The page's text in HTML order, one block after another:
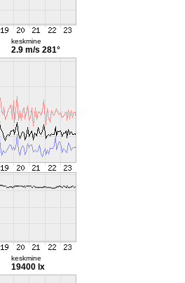
keskmine
2.9 m/s 281°
keskmine
19400 lx